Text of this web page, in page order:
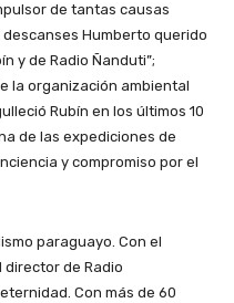
de tantas causas
Humberto querido
y de Radio Ñanduti”;
la organización ambiental
Rubín en los últimos 10
de las expediciones de
y compromiso por el
paraguayo. Con el
de Radio
Con más de 60